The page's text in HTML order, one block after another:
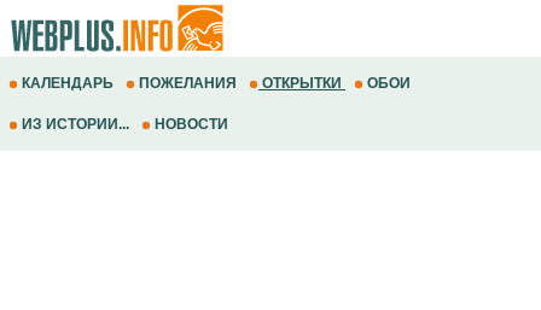
КАЛЕНДАРЬ ПОЖЕЛАНИЯ ОТКРЫТКИ ОБОИ
ИЗ ИСТОРИИ... НОВОСТИ